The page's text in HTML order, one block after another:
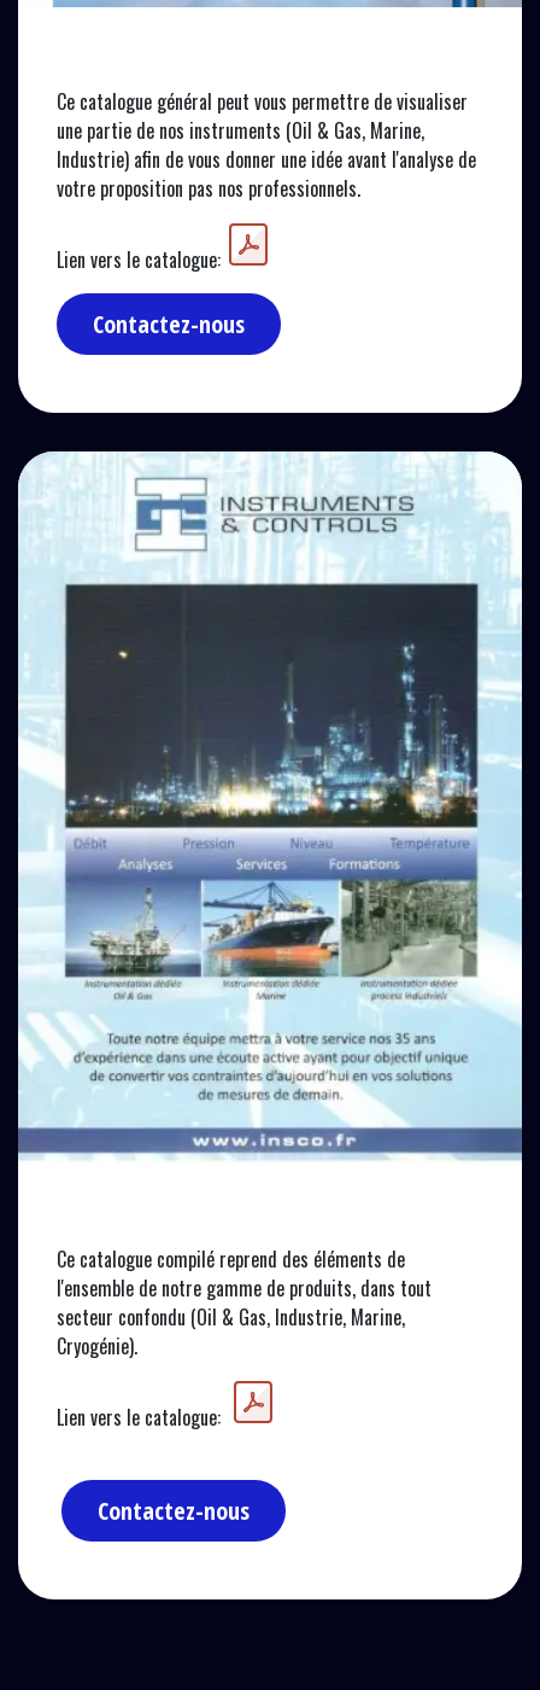
Ce catalogue général peut vous permettre de visualiser
une partie de nos instruments (Oil & Gas, Marine,
Industrie) afin de vous donner une idée avant l'analyse de
votre proposition pas nos professionnels.
Lien vers le catalogue:
Contactez-nous​​​​​​​​​​
Ce catalogue compilé reprend des éléments de
l'ensemble de notre gamme de produits, dans tout
secteur confondu (Oil & Gas, Industrie, Marine,
Cryogénie).
Lien vers le catalogue:
Contactez-nous​​​​​​​​​​